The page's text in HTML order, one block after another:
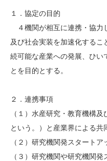
１．協定の目的
４機関が相互に連携・協力
及び社会実装を加速化する
続可能な産業への発展、ひい
とを目的とする。
２．連携事項
（１）水産研究・教育機構
という。）と産業界による共
（２）研究機関発スタート
（３）研究機関や研究機関